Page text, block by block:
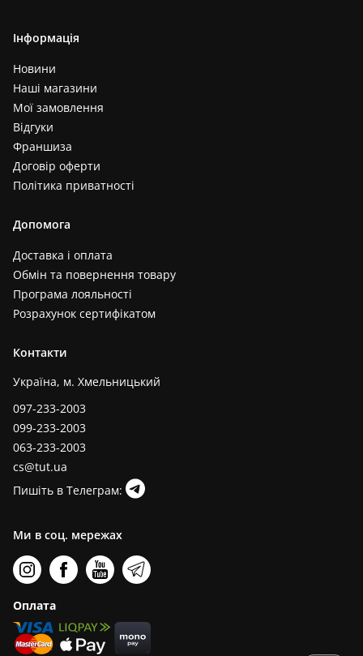
Інформація
Новини
Наші магазини
Мої замовлення
Відгуки
Франшиза
Договір оферти
Політика приватності
Допомога
Доставка і оплата
Обмін та повернення товару
Програма лояльності
Розрахунок сертифікатом
Контакти
Україна, м. Хмельницький
097-233-2003
099-233-2003
063-233-2003
cs@tut.ua
Пишіть в Телеграм:
Ми в соц. мережах
Оплата